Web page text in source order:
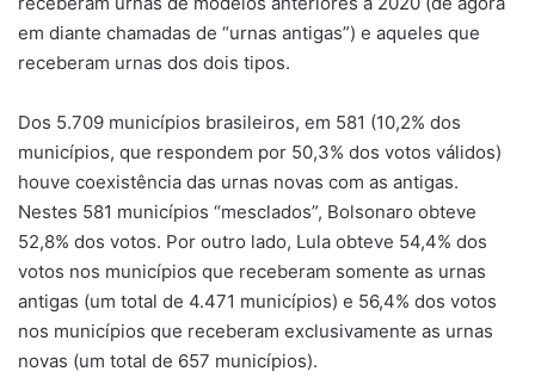
em diante chamadas de “urnas antigas”) e aqueles que
receberam urnas dos dois tipos.
Dos 5.709 municípios brasileiros, em 581 (10,2% dos
municípios, que respondem por 50,3% dos votos válidos)
houve coexistência das urnas novas com as antigas.
Nestes 581 municípios “mesclados”, Bolsonaro obteve
52,8% dos votos. Por outro lado, Lula obteve 54,4% dos
votos nos municípios que receberam somente as urnas
antigas (um total de 4.471 municípios) e 56,4% dos votos
nos municípios que receberam exclusivamente as urnas
novas (um total de 657 municípios).